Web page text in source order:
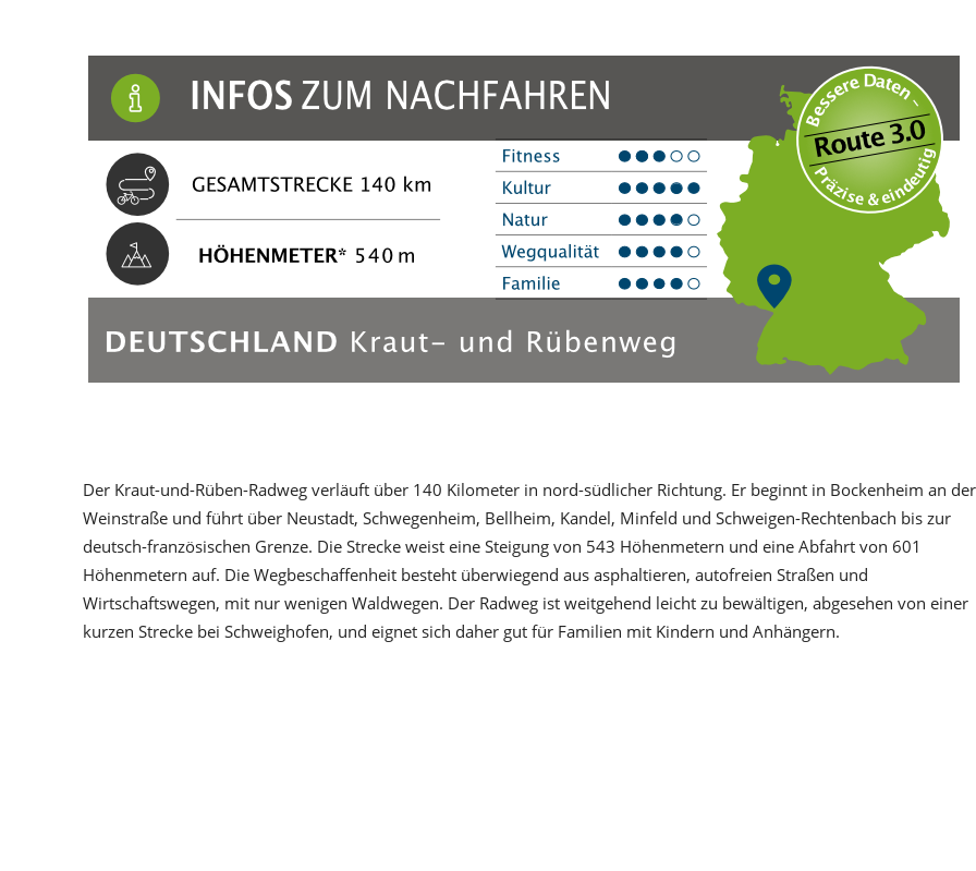
Der Kraut-und-Rüben-Radweg verläuft über 140 Kilometer in nord-südlicher Richtung. Er beginnt in Bockenheim an der
Weinstraße und führt über Neustadt, Schwegenheim, Bellheim, Kandel, Minfeld und Schweigen-Rechtenbach bis zur
deutsch-französischen Grenze. Die Strecke weist eine Steigung von 543 Höhenmetern und eine Abfahrt von 601
Höhenmetern auf. Die Wegbeschaffenheit besteht überwiegend aus asphaltieren, autofreien Straßen und
Wirtschaftswegen, mit nur wenigen Waldwegen. Der Radweg ist weitgehend leicht zu bewältigen, abgesehen von einer
kurzen Strecke bei Schweighofen, und eignet sich daher gut für Familien mit Kindern und Anhängern.